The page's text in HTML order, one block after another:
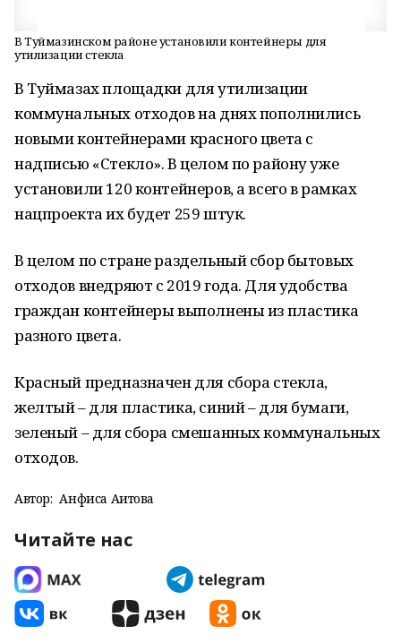
В Туймазинском районе установили контейнеры для
утилизации стекла
В Туймазах площадки для утилизации
коммунальных отходов на днях пополнились
новыми контейнерами красного цвета с
надписью «Стекло». В целом по району уже
установили 120 контейнеров, а всего в рамках
нацпроекта их будет 259 штук.
В целом по стране раздельный сбор бытовых
отходов внедряют с 2019 года. Для удобства
граждан контейнеры выполнены из пластика
разного цвета.
Красный предназначен для сбора стекла,
желтый – для пластика, синий – для бумаги,
зеленый – для сбора смешанных коммунальных
отходов.
Автор: Анфиса Аитова
Читайте нас